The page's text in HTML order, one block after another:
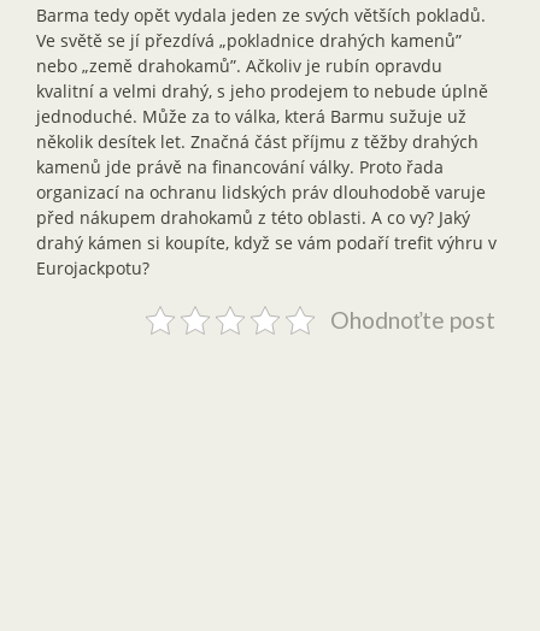
Barma tedy opět vydala jeden ze svých větších pokladů.
Ve světě se jí přezdívá „pokladnice drahých kamenů”
nebo „země drahokamů”. Ačkoliv je rubín opravdu
kvalitní a velmi drahý, s jeho prodejem to nebude úplně
jednoduché. Může za to válka, která Barmu sužuje už
několik desítek let. Značná část příjmu z těžby drahých
kamenů jde právě na financování války. Proto řada
organizací na ochranu lidských práv dlouhodobě varuje
před nákupem drahokamů z této oblasti. A co vy? Jaký
drahý kámen si koupíte, když se vám podaří trefit výhru v
Eurojackpotu?
Ohodnoťte post